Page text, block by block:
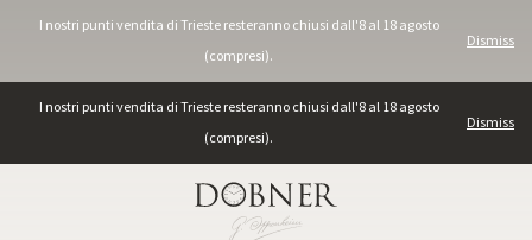
I nostri punti vendita di Trieste resteranno chiusi dall'8 al 18 agosto
(compresi).
Dismiss
I nostri punti vendita di Trieste resteranno chiusi dall'8 al 18 agosto
(compresi).
Dismiss